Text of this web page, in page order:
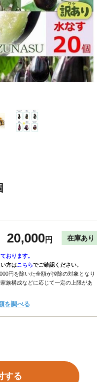
20,000円 在庫あり
おります。
方はこちらでご確認ください。
円を除いた全額が控除の対象となり
族構成などに応じて一定の上限があ
を調べる
する